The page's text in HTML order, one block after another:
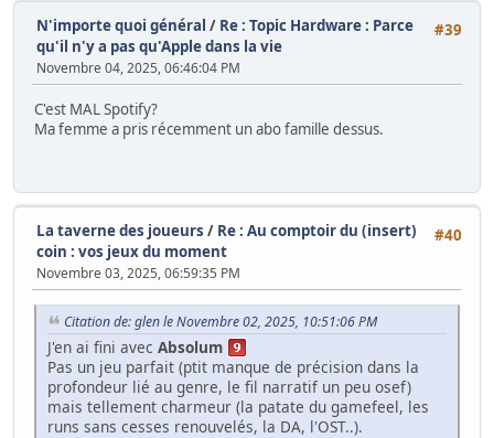
#39
N'importe quoi général / Re : Topic Hardware : Parce
qu'il n'y a pas qu'Apple dans la vie
Novembre 04, 2025, 06:46:04 PM
C'est MAL Spotify?
Ma femme a pris récemment un abo famille dessus.
#40
La taverne des joueurs / Re : Au comptoir du (insert)
coin : vos jeux du moment
Novembre 03, 2025, 06:59:35 PM
Citation de: glen le Novembre 02, 2025, 10:51:06 PM
J'en ai fini avec Absolum
Pas un jeu parfait (ptit manque de précision dans la
profondeur lié au genre, le fil narratif un peu osef)
mais tellement charmeur (la patate du gamefeel, les
runs sans cesses renouvelés, la DA, l'OST..).